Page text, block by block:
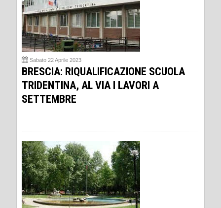
Sabato 22 Aprile 2023
BRESCIA: RIQUALIFICAZIONE SCUOLA
TRIDENTINA, AL VIA I LAVORI A
SETTEMBRE